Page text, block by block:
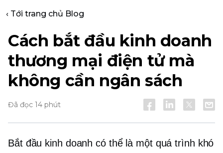
‹ Tới trang chủ Blog
Cách bắt đầu kinh doanh
thương mại điện tử mà
không cần ngân sách
Đã đọc 14 phút
Bắt đầu kinh doanh có thể là một quá trình khó